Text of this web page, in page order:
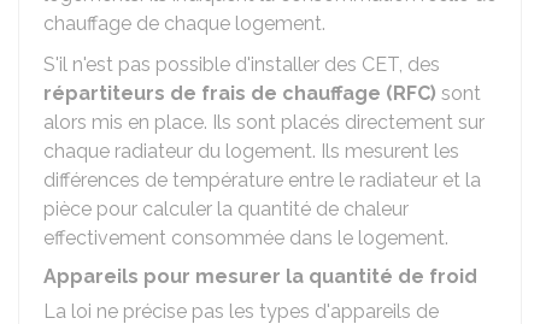
chauffage de chaque logement.
S'il n'est pas possible d'installer des CET, des
répartiteurs de frais de chauffage (RFC) sont
alors mis en place. Ils sont placés directement sur
chaque radiateur du logement. Ils mesurent les
différences de température entre le radiateur et la
pièce pour calculer la quantité de chaleur
effectivement consommée dans le logement.
Appareils pour mesurer la quantité de froid
La loi ne précise pas les types d'appareils de